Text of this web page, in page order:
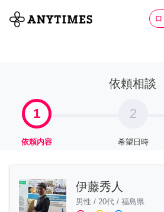
全て
依頼相談
1
依頼内容
2
希望日時
伊藤秀人
男性 / 20代 / 福島県